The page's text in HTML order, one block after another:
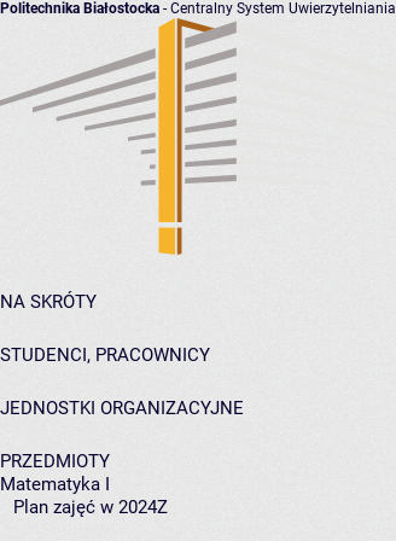
Politechnika Białostocka - Centralny System Uwierzytelniania
NA SKRÓTY
STUDENCI, PRACOWNICY
JEDNOSTKI ORGANIZACYJNE
PRZEDMIOTY
Matematyka I
Plan zajęć w 2024Z